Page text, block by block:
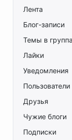
Лента
Блог-записи
Темы в
Лайки
Уведомления
Пользователи
Друзья
Чужие блоги
Подписки